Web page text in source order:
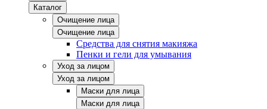
Каталог
Очищение лица
Очищение лица
Средства для снятия макияжа
Пенки и гели для умывания
Уход за лицом
Уход за лицом
Маски для лица
Маски для лица